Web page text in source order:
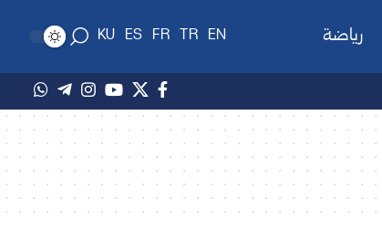
رياضة EN
TR
FR
ES
KU